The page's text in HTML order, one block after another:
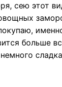
сею этот
больше